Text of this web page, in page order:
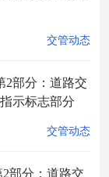
交管动态
2部分：道路交
示标志部分
交管动态
部分：道路交